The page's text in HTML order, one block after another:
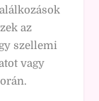
az
szellemi
vagy